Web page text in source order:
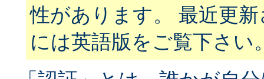
性があります。 最近更
には英語版をご覧下さい